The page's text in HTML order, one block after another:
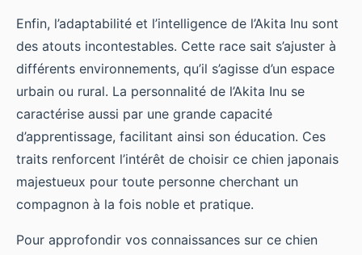
Enfin, l’adaptabilité et l’intelligence de l’Akita Inu sont
des atouts incontestables. Cette race sait s’ajuster à
différents environnements, qu’il s’agisse d’un espace
urbain ou rural. La personnalité de l’Akita Inu se
caractérise aussi par une grande capacité
d’apprentissage, facilitant ainsi son éducation. Ces
traits renforcent l’intérêt de choisir ce chien japonais
majestueux pour toute personne cherchant un
compagnon à la fois noble et pratique.
Pour approfondir vos connaissances sur ce chien